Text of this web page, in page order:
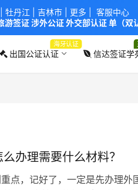
出国公证认证
海牙认证
信达签证学
办理需要什么材料？
点，记好了，一定是先办理外
牡丹江 吉林市 | 更多 | 客服中心
游签证 涉外公证 外交部认证 单（
服务有限公司/中青国际旅行社有限